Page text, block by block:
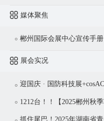
媒体聚焦
郴州国际会展中心宣传手册
展会实况